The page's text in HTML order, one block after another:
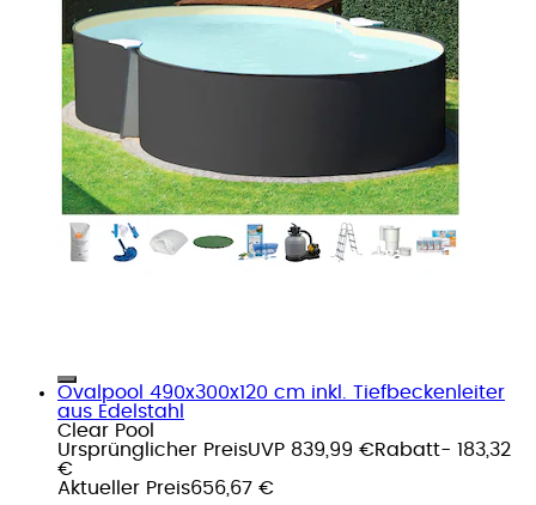
Ovalpool 490x300x120 cm inkl. Tiefbeckenleiter
aus Edelstahl
Clear Pool
Ursprünglicher PreisUVP 839,99 €Rabatt- 183,32
€
Aktueller Preis656,67 €